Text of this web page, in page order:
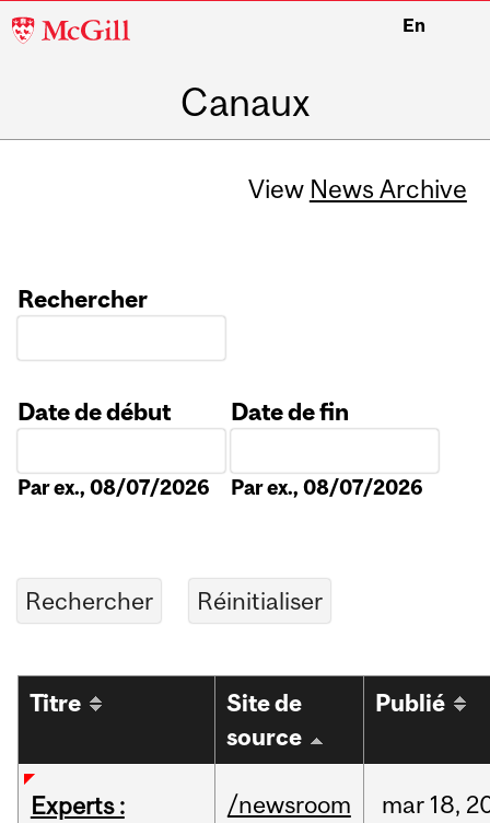
McGill
En
Canaux
View News Archive
Rechercher
Date de début
Par ex., 08/07/2026
Date de fin
Par ex., 08/07/2026
Titre
Site de
source
Publié
Experts :
/newsroom mar 18,